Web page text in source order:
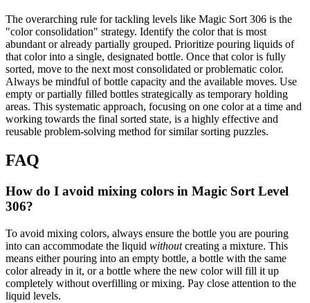
The overarching rule for tackling levels like Magic Sort 306 is the
"color consolidation" strategy. Identify the color that is most
abundant or already partially grouped. Prioritize pouring liquids of
that color into a single, designated bottle. Once that color is fully
sorted, move to the next most consolidated or problematic color.
Always be mindful of bottle capacity and the available moves. Use
empty or partially filled bottles strategically as temporary holding
areas. This systematic approach, focusing on one color at a time and
working towards the final sorted state, is a highly effective and
reusable problem-solving method for similar sorting puzzles.
FAQ
How do I avoid mixing colors in Magic Sort Level
306?
To avoid mixing colors, always ensure the bottle you are pouring
into can accommodate the liquid withoutcreating a mixture. This
means either pouring into an empty bottle, a bottle with the same
color already in it, or a bottle where the new color will fill it up
completely without overfilling or mixing. Pay close attention to the
liquid levels.